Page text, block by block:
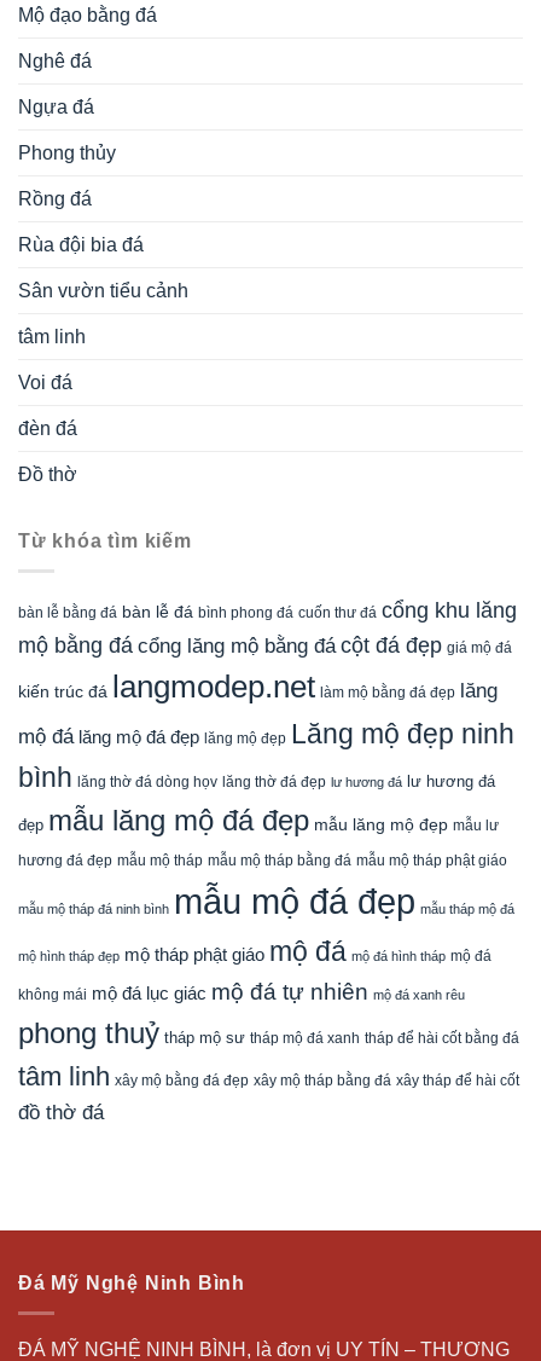
Mộ đạo bằng đá
Nghê đá
Ngựa đá
Phong thủy
Rồng đá
Rùa đội bia đá
Sân vườn tiểu cảnh
tâm linh
Voi đá
đèn đá
Đồ thờ
Từ khóa tìm kiếm
bàn lễ bằng đá bàn lễ đá bình phong đá cuốn thư đá cổng khu lăng
mộ bằng đá cổng lăng mộ bằng đá cột đá đẹp giá mộ đá
kiến trúc đá langmodep.net làm mộ bằng đá đẹp lăng
mộ đá lăng mộ đá đẹp lăng mộ đẹp Lăng mộ đẹp ninh
bình lăng thờ đá dòng họv lăng thờ đá đẹp lư hương đá lư hương đá
đẹp mẫu lăng mộ đá đẹp mẫu lăng mộ đẹp mẫu lư
hương đá đẹp mẫu mộ tháp mẫu mộ tháp bằng đá mẫu mộ tháp phật giáo
mẫu mộ tháp đá ninh bình mẫu mộ đá đẹp mẫu tháp mộ đá
mộ hình tháp đẹp mộ tháp phật giáo mộ đá mộ đá hình tháp mộ đá
không mái mộ đá lục giác mộ đá tự nhiên mộ đá xanh rêu
phong thuỷ tháp mộ sư tháp mộ đá xanh tháp để hài cốt bằng đá
tâm linh xây mộ bằng đá đẹp xây mộ tháp bằng đá xây tháp để hài cốt
đồ thờ đá
Đá Mỹ Nghệ Ninh Bình
ĐÁ MỸ NGHỆ NINH BÌNH, là đơn vị UY TÍN – THƯƠNG